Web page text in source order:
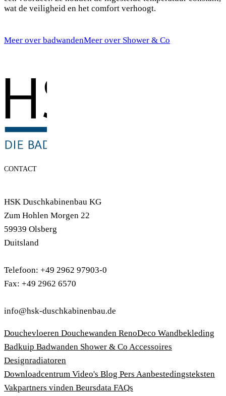
wat de veiligheid en het comfort verhoogt.
Meer over badwandenMeer over Shower & Co
CONTACT
HSK Duschkabinenbau KG
Zum Hohlen Morgen 22
59939 Olsberg
Duitsland
Telefoon: +49 2962 97903-0
Fax: +49 2962 6570
info@hsk-duschkabinenbau.de
Douchevloeren Douchewanden RenoDeco Wandbekleding
Badkuip Badwanden Shower & Co Accessoires
Designradiatoren
Downloadcentrum Video's Blog Pers Aanbestedingsteksten
Vakpartners vinden Beursdata FAQs